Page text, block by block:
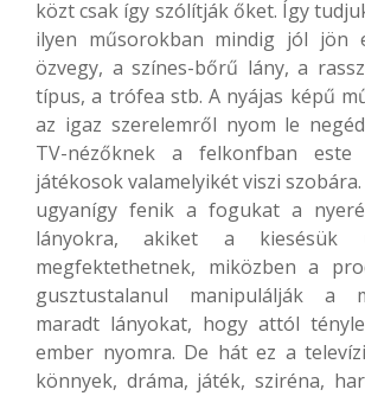
közt csak így szólítják őket. Így
ilyen műsorokban mindig jól jön
özvegy, a színes-bőrű lány, a
típus, a trófea stb. A nyájas képű
az igaz szerelemről nyom le
TV-nézőknek a felkonfban
játékosok valamelyikét viszi
ugyanígy fenik a fogukat a
lányokra, akiket a kiesésük
megfektethetnek, miközben a
gusztustalanul manipulálják a
maradt lányokat, hogy attól
ember nyomra. De hát ez a
könnyek, dráma, játék, sziréna,